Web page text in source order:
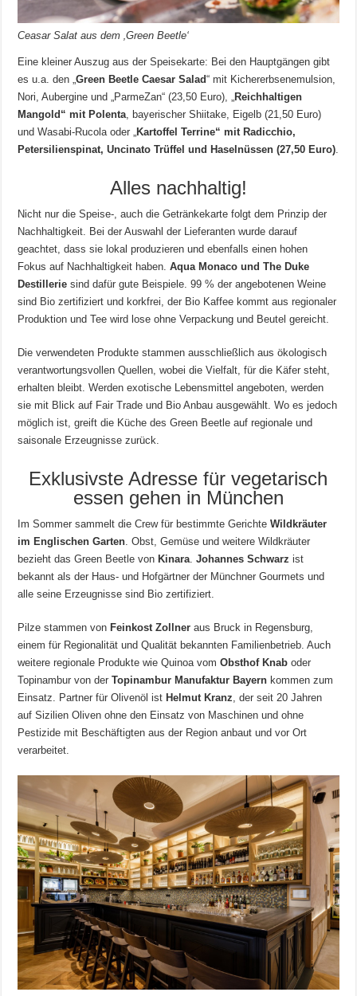
Ceasar Salat aus dem ‚Green Beetle‘
Eine kleiner Auszug aus der Speisekarte: Bei den Hauptgängen gibt
es u.a. den „Green Beetle Caesar Salad“ mit Kichererbsenemulsion,
Nori, Aubergine und „ParmeZan“ (23,50 Euro), „
Reichhaltigen
Mangold“ mit Polenta , bayerischer Shiitake, Eigelb (21,50 Euro)
und Wasabi-Rucola oder „
Kartoffel Terrine“ mit Radicchio,
Petersilienspinat, Uncinato Trüffel und Haselnüssen (27,50 Euro)
Alles nachhaltig!
Nicht nur die Speise-, auch die Getränkekarte folgt dem Prinzip der
Nachhaltigkeit. Bei der Auswahl der Lieferanten wurde darauf
geachtet, dass sie lokal produzieren und ebenfalls einen hohen
Fokus auf Nachhaltigkeit haben.Aqua Monaco und The Duke
Destillerie sind dafür gute Beispiele. 99 % der angebotenen Weine
sind Bio zertifiziert und korkfrei, der Bio Kaffee kommt aus regionaler
Produktion und Tee wird lose ohne Verpackung und Beutel gereicht.
Die verwendeten Produkte stammen ausschließlich aus ökologisch
verantwortungsvollen Quellen, wobei die Vielfalt, für die Käfer steht,
erhalten bleibt. Werden exotische Lebensmittel angeboten, werden
sie mit Blick auf Fair Trade und Bio Anbau ausgewählt. Wo es jedoch
möglich ist, greift die Küche des Green Beetle auf regionale und
saisonale Erzeugnisse zurück.
Exklusivste Adresse für vegetarisch
essen gehen in München
Im Sommer sammelt die Crew für bestimmte GerichteWildkräuter
im Englischen Garten . Obst, Gemüse und weitere Wildkräuter
bezieht das Green Beetle von Kinara .Johannes Schwarz ist
bekannt als der Haus- und Hofgärtner der Münchner Gourmets und
alle seine Erzeugnisse sind Bio zertifiziert.
Pilze stammen von Feinkost Zollneraus Bruck in Regensburg,
einem für Regionalität und Qualität bekannten Familienbetrieb. Auch
weitere regionale Produkte wie Quinoa vomObsthof Knaboder
Topinambur von derTopinambur Manufaktur Bayern kommen zum
Einsatz. Partner für Olivenöl ist Helmut Kranz , der seit 20 Jahren
auf Sizilien Oliven ohne den Einsatz von Maschinen und ohne
Pestizide mit Beschäftigten aus der Region anbaut und vor Ort
verarbeitet.